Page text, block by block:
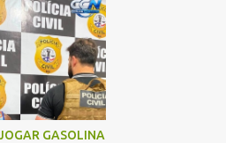
GASOLINA
da moto chegou a ser
com vida e encaminhada para
médico, mas infelizmente não
aos ferimentos e veio a óbito. Uma
foi identificada como Gleiciane,
do bairro Jacu. Até o momento, o